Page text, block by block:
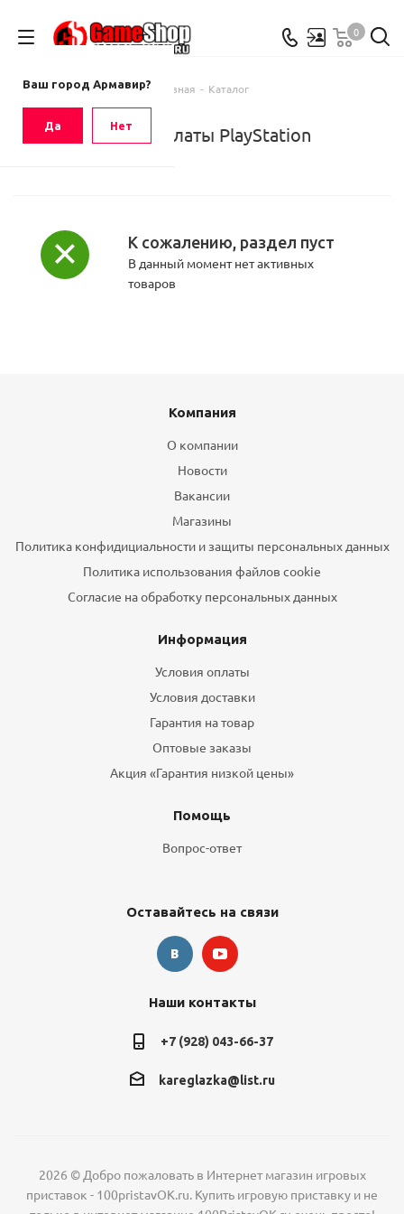
Ваш город Армавир?
Да Нет
0
Главная - Каталог
Карты оплаты PlayStation
К сожалению, раздел пуст
В данный момент нет активных
товаров
Компания
О компании
Новости
Вакансии
Магазины
Политика конфидициальности и защиты персональных данных
Политика использования файлов cookie
Согласие на обработку персональных данных
Информация
Условия оплаты
Условия доставки
Гарантия на товар
Оптовые заказы
Акция «Гарантия низкой цены»
Помощь
Вопрос-ответ
Оставайтесь на связи
Наши контакты
+7 (928) 043-66-37
kareglazka@list.ru
2026 © Добро пожаловать в Интернет магазин игровых
приставок - 100pristavOK.ru. Купить игровую приставку и не